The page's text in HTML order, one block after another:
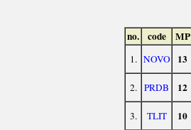
no. code MP
1. NOVO 13
2. PRDB 12
3.
TLIT 10